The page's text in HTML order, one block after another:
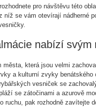
pro návštěvu této
níž se vám otevírají nádherné
nabízí svým
města, která jsou velmi
a kulturní zvyky benátského
vesniček se
se zátočinami a azurově
ruchu, pak rozhodně zavítejte